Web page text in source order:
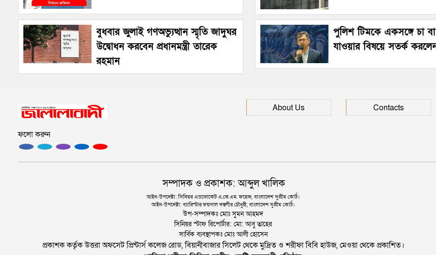
বুধবার জুলাই গণঅভ্যুত্থান স্মৃতি জাদুঘর
উদ্বোধন করবেন প্রধানমন্ত্রী তারেক
রহমান
পুলিশ টিমকে একসঙ্গে চা বা
যাওয়ার বিষয়ে সতর্ক করলেন
ফলো করুন
About Us Contacts
সম্পাদক ও প্রকাশক: আব্দুল খালিক
আইন-উপদেষ্টা: সিনিয়র এডভোকেট এ.কে.এম. ফয়েজ, বাংলাদেশ সুপ্রীম কোর্ট।
আইন-উপদেষ্টা: ব্যারিস্টার ফয়সাল দস্তগীর চৌধুরী, বাংলাদেশ সুপ্রীম কোর্ট।
উপ-সম্পাদকঃ মোঃ সুমন আহমদ
সিনিয়র স্টাফ রিপোর্টার: মো: আবু তাহের
সার্বিক ব্যবস্থাপকঃ মোঃ আলী হোসেন
প্রকাশক কর্তৃক উত্তরা অফসেট প্রিন্টার্স কলেজ রোড, বিয়ানীবাজার সিলেট থেকে মুদ্রিত ও শরীফা বিবি হাউজ, মেওয়া থেকে প্রকাশিত।